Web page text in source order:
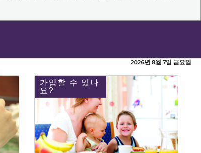
2026년 8월 7일 금요일
가입할 수 있나
요?